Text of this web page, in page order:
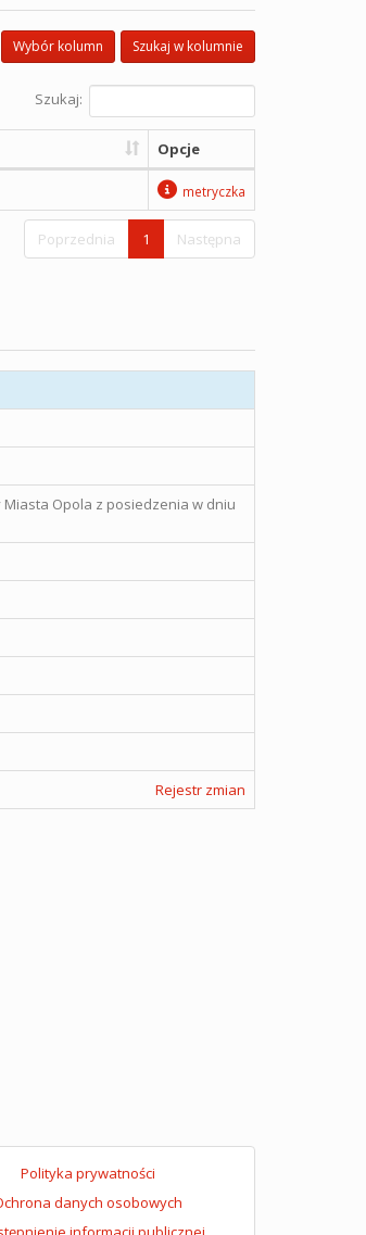
Szukaj w kolumnie
Wybór kolumn
Szukaj:
Opcje
metryczka
Poprzednia 1 Następna
Miasta Opola z posiedzenia w dniu
Rejestr zmian
Polityka prywatności
danych osobowych